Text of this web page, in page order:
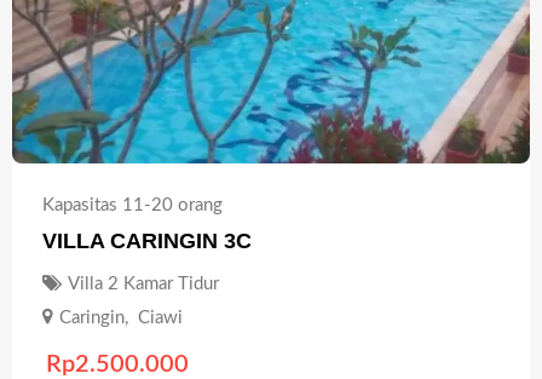
Kapasitas 11-20 orang
VILLA CARINGIN 3C
Villa 2 Kamar Tidur
Caringin, Ciawi
Rp2.500.000